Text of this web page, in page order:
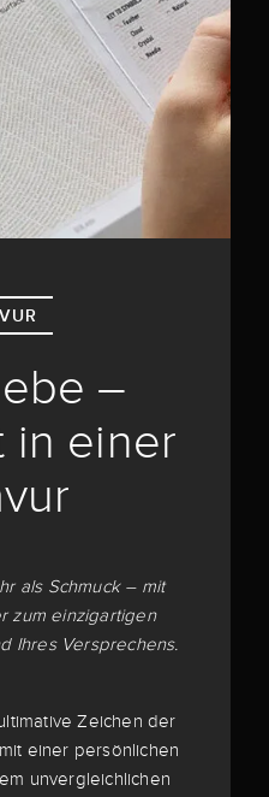
–
in einer
als Schmuck – mit
zum einzigartigen
Ihres Versprechens.
Zeichen der
einer persönlichen
unvergleichlichen